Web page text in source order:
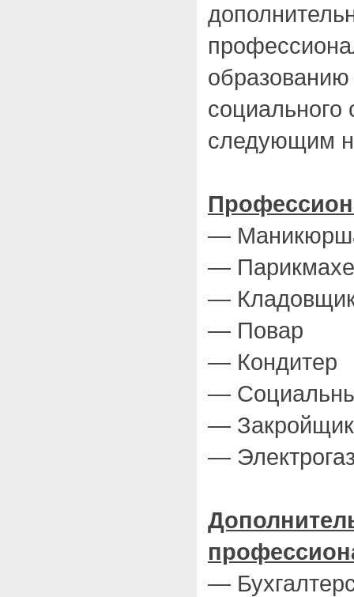
социального
следующим
—
—
—
— Повар
— Кондитер
—
— Закройщик
—
—